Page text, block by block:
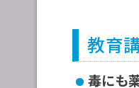
教育
毒にも